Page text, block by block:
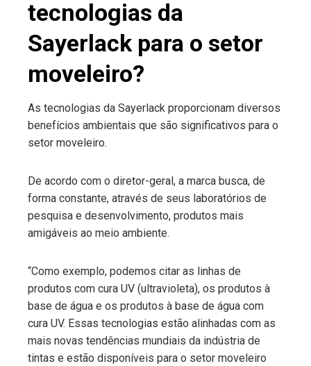
tecnologias da
Sayerlack para o setor
moveleiro?
As tecnologias da Sayerlack proporcionam diversos
benefícios ambientais que são significativos para o
setor moveleiro.
De acordo com o diretor-geral, a marca busca, de
forma constante, através de seus laboratórios de
pesquisa e desenvolvimento, produtos mais
amigáveis ao meio ambiente.
“Como exemplo, podemos citar as linhas de
produtos com cura UV (ultravioleta), os produtos à
base de água e os produtos à base de água com
cura UV. Essas tecnologias estão alinhadas com as
mais novas tendências mundiais da indústria de
tintas e estão disponíveis para o setor moveleiro